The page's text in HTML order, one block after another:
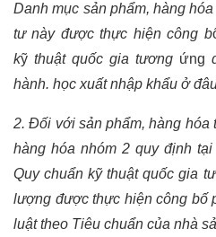
Danh mục sản phẩm, hàng
tư này được thực hiện công b
kỹ thuật quốc gia tương ứng
hành. học xuất nhập khẩu ở
2. Đối với sản phẩm, hàng hóa
hàng hóa nhóm 2 quy định
Quy chuẩn kỹ thuật quốc gia
lượng được thực hiện công bố
luật theo Tiêu chuẩn của nhà